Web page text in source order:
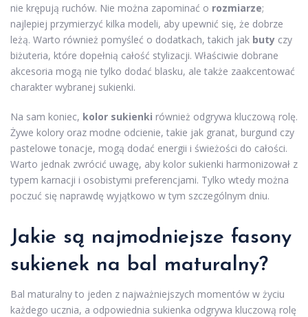
nie krępują ruchów. Nie można zapominać o rozmiarze;
najlepiej przymierzyć kilka modeli, aby upewnić się, że dobrze
leżą. Warto również pomyśleć o dodatkach, takich jak buty czy
biżuteria, które dopełnią całość stylizacji. Właściwie dobrane
akcesoria mogą nie tylko dodać blasku, ale także zaakcentować
charakter wybranej sukienki.
Na sam koniec, kolor sukienki również odgrywa kluczową rolę.
Żywe kolory oraz modne odcienie, takie jak granat, burgund czy
pastelowe tonacje, mogą dodać energii i świeżości do całości.
Warto jednak zwrócić uwagę, aby kolor sukienki harmonizował z
typem karnacji i osobistymi preferencjami. Tylko wtedy można
poczuć się naprawdę wyjątkowo w tym szczególnym dniu.
Jakie są najmodniejsze fasony
sukienek na bal maturalny?
Bal maturalny to jeden z najważniejszych momentów w życiu
każdego ucznia, a odpowiednia sukienka odgrywa kluczową rolę